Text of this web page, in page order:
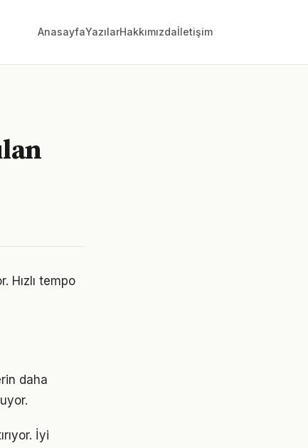
AnasayfaYazılarHakkımızdaİletişim
Hızlı tempo
daha
İyi